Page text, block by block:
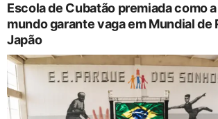
Escola de Cubatão premiada como
mundo garante vaga em Mundial de
Japão